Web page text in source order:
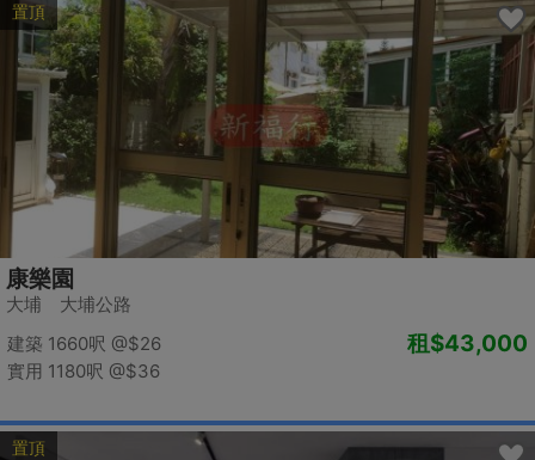
置頂
康樂園
大埔 大埔公路
建築 1660呎 @$26
實用 1180呎 @$36
租$43,000
置頂